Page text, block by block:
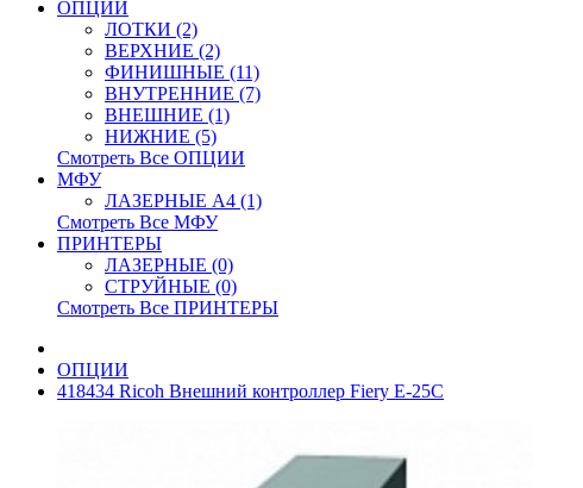
ОПЦИИ
ЛОТКИ (2)
ВЕРХНИЕ (2)
ФИНИШНЫЕ (11)
ВНУТРЕННИЕ (7)
ВНЕШНИЕ (1)
НИЖНИЕ (5)
Смотреть Все ОПЦИИ
МФУ
ЛАЗЕРНЫЕ A4 (1)
Смотреть Все МФУ
ПРИНТЕРЫ
ЛАЗЕРНЫЕ (0)
СТРУЙНЫЕ (0)
Смотреть Все ПРИНТЕРЫ
ОПЦИИ
418434 Ricoh Внешний контроллер Fiery E-25C